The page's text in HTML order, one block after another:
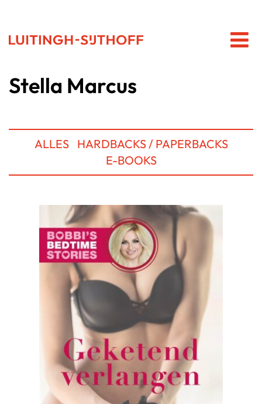
Stella Marcus
ALLES
HARDBACKS / PAPERBACKS
E-BOOKS